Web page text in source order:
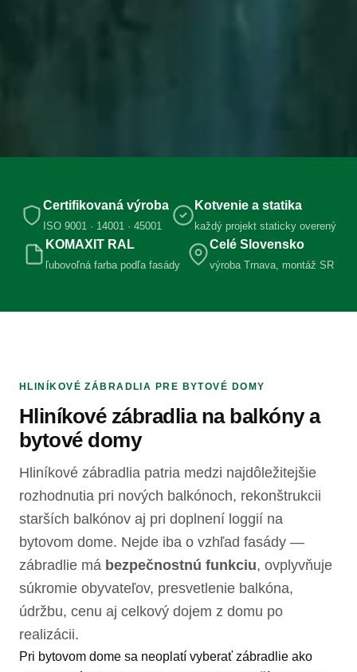
Certifikovaná výroba
ISO 9001 · 14001 · 45001
Kotvenie a statika
každý projekt staticky overený
KOMAXIT RAL
ľubovoľná farba podľa fasády
Celé Slovensko
výroba Trnava, montáž SR
HLINÍKOVÉ ZÁBRADLIA PRE BYTOVÉ DOMY
Hliníkové zábradlia na balkóny a
bytové domy
Hliníkové zábradlia patria medzi najdôležitejšie
rozhodnutia pri nových balkónoch, rekonštrukcii
starších balkónov aj pri doplnení loggií na
bytovom dome. Nejde iba o vzhľad fasády —
zábradlie má bezpečnostnú funkciu, ovplyvňuje
súkromie obyvateľov, presvetlenie balkóna,
údržbu, cenu aj celkový dojem z domu po
realizácii.
Pri bytovom dome sa neoplatí vyberať zábradlie ako